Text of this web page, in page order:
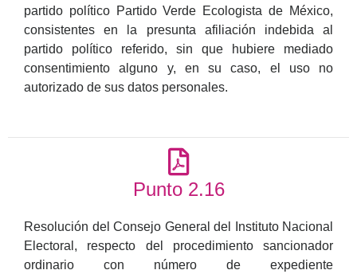
partido político Partido Verde Ecologista de México,
consistentes en la presunta afiliación indebida al
partido político referido, sin que hubiere mediado
consentimiento alguno y, en su caso, el uso no
autorizado de sus datos personales.
Punto 2.16
Resolución del Consejo General del Instituto Nacional
Electoral, respecto del procedimiento sancionador
ordinario con número de expediente